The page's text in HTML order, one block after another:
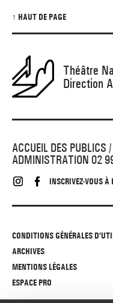
↑ HAUT DE PAGE
Théâtre
Direction
ACCUEIL DES
ADMINISTRATION 02
INSCRIVEZ-VOUS À
CONDITIONS GÉNÉRALES
ARCHIVES
MENTIONS LÉGALES
ESPACE PRO